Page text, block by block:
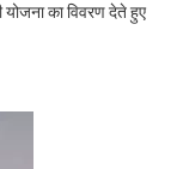
का विवरण देते हुए